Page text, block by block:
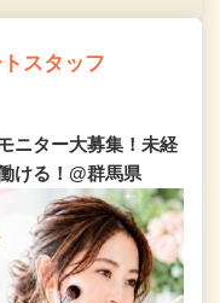
スタッフ
ニター大募集！未経
ける！@群馬県